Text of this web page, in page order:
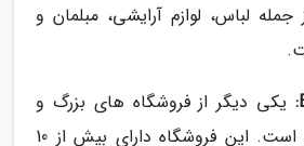
لباس، لوازم آرایشی، مبلمان و
یکی دیگر از فروشگاه های بزرگ و
معروف نیویورک است. این فروشگاه دارای بیش از 10